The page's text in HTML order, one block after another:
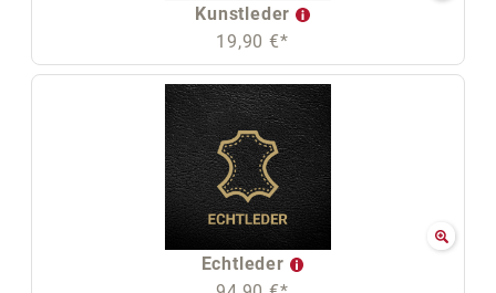
Kunstleder
19,90 €*
Echtleder